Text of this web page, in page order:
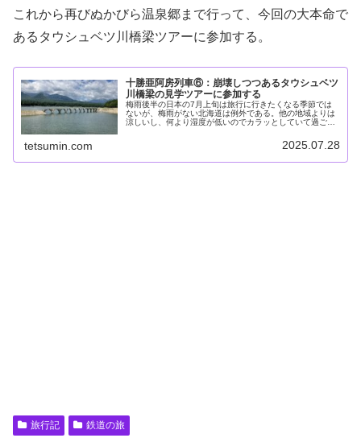
これから再びぬかびら温泉郷まで行って、今回の大本命で
あるタウシュベツ川橋梁ツアーに参加する。
十勝亜阿房列車⑥：崩壊しつつあるタウシュベツ
川橋梁の見学ツアーに参加する
梅雨後半の日本の7月上旬は旅行に行きたくなる季節では
ないが、梅雨がない北海道は例外である。他の地域よりは
涼しいし、何より湿度が低いのでカラッとしていて過ごし
tetsumin.com 2025.07.28
旅行記 鉄道の旅